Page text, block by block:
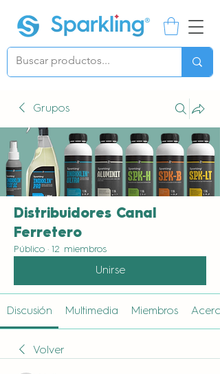
Grupos
Distribuidores Canal
Ferretero
Público · 12 miembros
Unirse
Discusión Multimedia Miembros
Volver